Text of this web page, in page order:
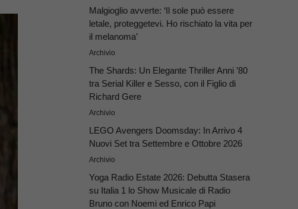
Malgioglio avverte: ‘Il sole può essere
letale, proteggetevi. Ho rischiato la vita per
il melanoma’
Archivio
The Shards: Un Elegante Thriller Anni ’80
tra Serial Killer e Sesso, con il Figlio di
Richard Gere
Archivio
LEGO Avengers Doomsday: In Arrivo 4
Nuovi Set tra Settembre e Ottobre 2026
Archivio
Yoga Radio Estate 2026: Debutta Stasera
su Italia 1 lo Show Musicale di Radio
Bruno con Noemi ed Enrico Papi